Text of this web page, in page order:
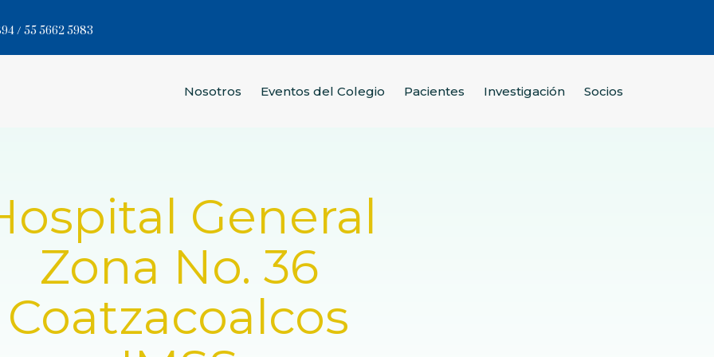
/ 55 5662 5983
Nosotros Eventos del Colegio Pacientes Investigación Socios
General
Zona No. 36
Coatzacoalcos